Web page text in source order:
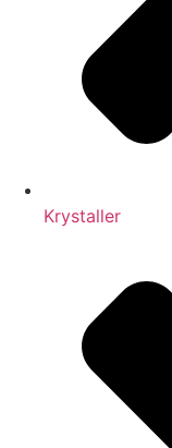
Krystaller